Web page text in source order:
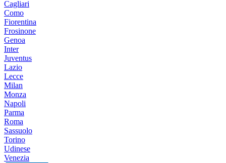
Cagliari
Como
Fiorentina
Frosinone
Genoa
Inter
Juventus
Lazio
Lecce
Milan
Monza
Napoli
Parma
Roma
Sassuolo
Torino
Udinese
Venezia